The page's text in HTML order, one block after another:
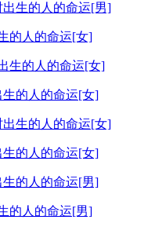
出生的人的命运[男]
的人的命运[女]
生的人的命运[女]
生的人的命运[女]
出生的人的命运[女]
生的人的命运[女]
生的人的命运[男]
的人的命运[男]